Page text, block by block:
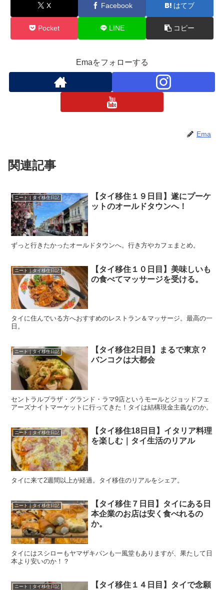
X Facebook はてブ
Pocket LINE コピー
Emaをフォローする
Ema
関連記事
ニート｜タイ移住日記
【タイ移住１９日目】遂にプーケ
ットのオールドタウンへ！
ずっと行きたかったオールドタウンへ。行き方やカフェまとめ。
ニート｜タイ移住日記
【タイ移住１０日目】美味しいも
の食べてマッサージを受ける。
タイに住んでいる方へおすすめのレストラン＆マッサージ。最高の一
日。
ニート｜タイ移住日記
【タイ移住2日目】まるで東京？
バンコクは大都会
セントラルプラザ・グランド・ラマ9店というモールとジョッドフェ
アーズナイトマーケットに行ってきた！タイは結構現金主義なのか。
ニート｜タイ移住日記
【タイ移住18日目】イタリア料理
を楽しむ｜タイ生活のリアル
タイに来て2週間以上が経過。タイ移住のリアルをシェア。
ニート｜タイ移住日記
【タイ移住７日目】タイにある日
本企業のお店は安く食べれるの
か。
タイにはスシローもヤマザキパンも一風堂もありますが、果たして日
本より安いのか！？
ニート｜タイ移住日記
【タイ移住１４日目】タイで念願